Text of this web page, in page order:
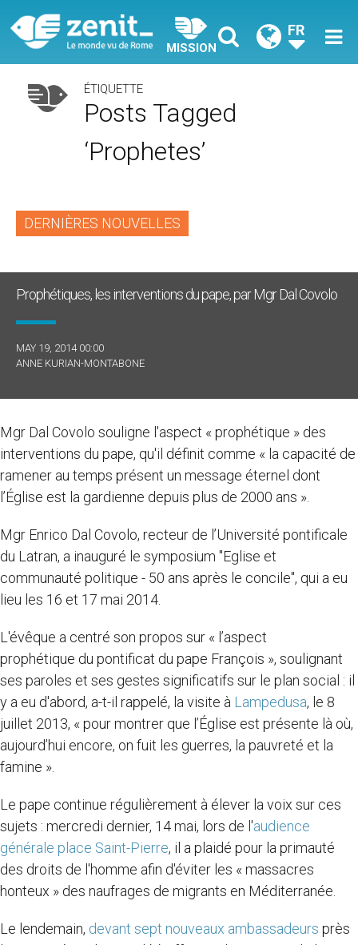
MISSION
FR
ÉTIQUETTE
Posts Tagged
‘prophetes’
DERNIÈRES NOUVELLES
Prophétiques, les interventions du pape, par Mgr Dal Covolo
MAY 19, 2014 00:00
ANNE KURIAN-MONTABONE
Mgr Dal Covolo souligne l'aspect « prophétique » des
interventions du pape, qu'il définit comme « la capacité de
ramener au temps présent un message éternel dont
l’Église est la gardienne depuis plus de 2000 ans ».
Mgr Enrico Dal Covolo, recteur de l’Université pontificale
du Latran, a inauguré le symposium "Eglise et
communauté politique - 50 ans après le concile", qui a eu
lieu les 16 et 17 mai 2014.
L'évêque a centré son propos sur « l’aspect
prophétique du pontificat du pape François », soulignant
ses paroles et ses gestes significatifs sur le plan social : il
y a eu d'abord, a-t-il rappelé, la visite à Lampedusa, le 8
juillet 2013, « pour montrer que l’Église est présente là où,
aujourd’hui encore, on fuit les guerres, la pauvreté et la
famine ».
Le pape continue régulièrement à élever la voix sur ces
sujets : mercredi dernier, 14 mai, lors de l'audience
générale place Saint-Pierre, il a plaidé pour la primauté
des droits de l'homme afin d'éviter les « massacres
honteux » des naufrages de migrants en Méditerranée.
Le lendemain, devant sept nouveaux ambassadeurs près